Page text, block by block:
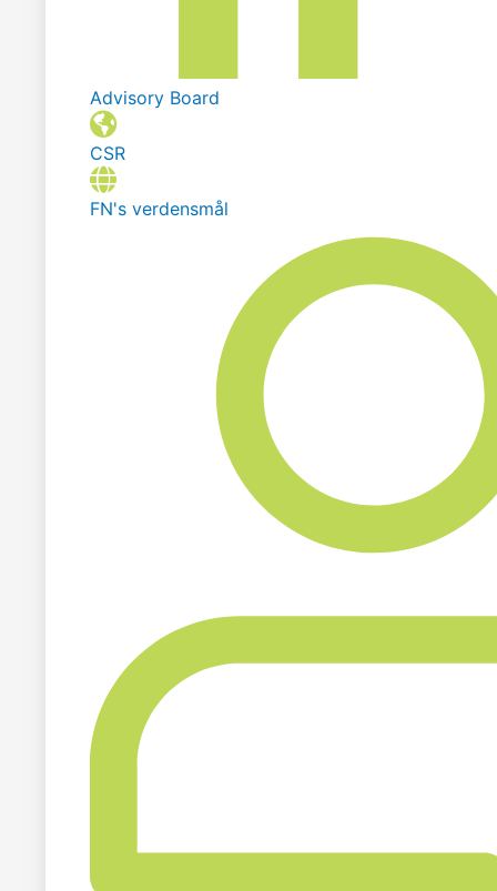
Advisory Board
CSR
FN's verdensmål